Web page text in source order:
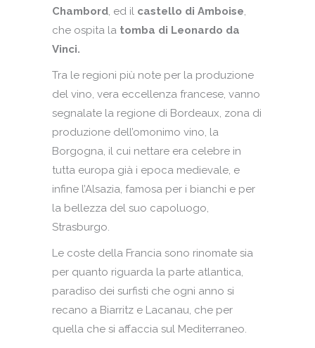
Chambord, ed il castello di Amboise,
che ospita la tomba di Leonardo da
Vinci.
Tra le regioni più note per la produzione
del vino, vera eccellenza francese, vanno
segnalate la regione di Bordeaux, zona di
produzione dell’omonimo vino, la
Borgogna, il cui nettare era celebre in
tutta europa già i epoca medievale, e
infine l’Alsazia, famosa per i bianchi e per
la bellezza del suo capoluogo,
Strasburgo.
Le coste della Francia sono rinomate sia
per quanto riguarda la parte atlantica,
paradiso dei surfisti che ogni anno si
recano a Biarritz e Lacanau, che per
quella che si affaccia sul Mediterraneo.